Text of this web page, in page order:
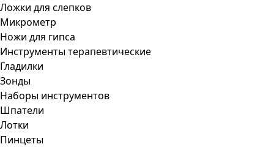
Ложки для слепков
Микрометр
Ножи для гипса
Инструменты терапевтические
Гладилки
Зонды
Наборы инструментов
Шпатели
Лотки
Пинцеты